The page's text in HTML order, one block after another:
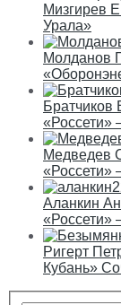
Мизгирев
Урала»
Молданов
Медведев
Аланкин
Ригерт
Кубань»